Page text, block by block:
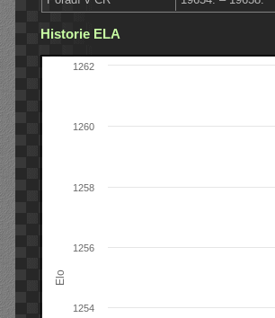
Historie ELA
Elo
1254
1256
1258
1260
1262